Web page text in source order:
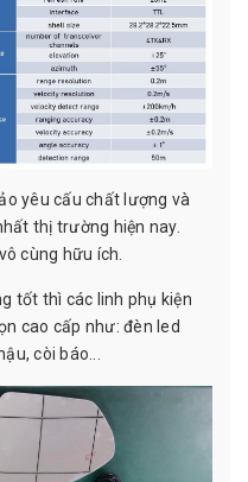
yêu cấu chất lượng và
thị trường hiện nay.
cùng hữu ích.
tốt thì các linh phụ kiện
cao cấp như: đèn led
còi báo...